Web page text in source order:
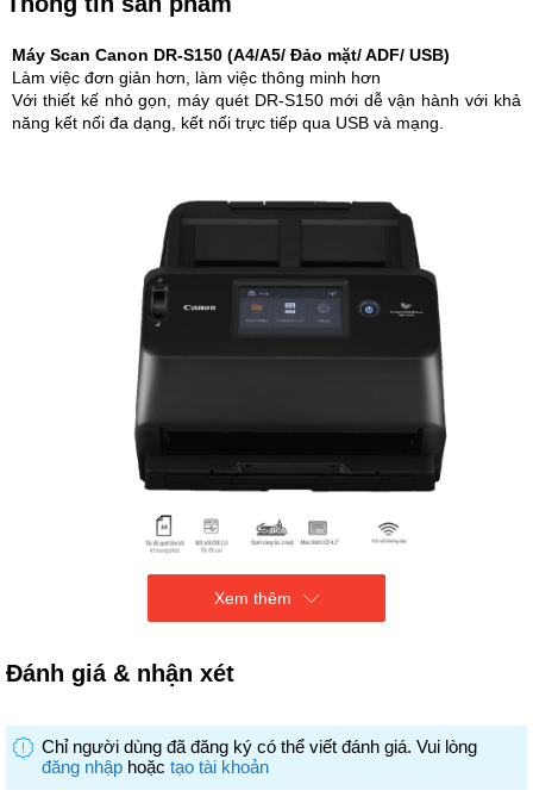
Máy Scan Canon DR-S150 (A4/A5/ Đảo mặt/ ADF/ USB)
Làm việc đơn giản hơn, làm việc thông minh hơn
Với thiết kế nhỏ gọn, máy quét DR-S150 mới dễ vận hành với khả
năng kết nối đa dạng, kết nối trực tiếp qua USB và mạng.
Được trang bị màn hình cảm ứng LCD 4.3 inch lớn cho người dùng
Máy quét mạng – Đa kết nối: Tích hợp WIFI, mạng có dây và
Xem thêm
Đánh giá & nhận xét
Chỉ người dùng đã đăng ký có thể viết đánh giá. Vui lòng
đăng nhập hoặc tạo tài khoản